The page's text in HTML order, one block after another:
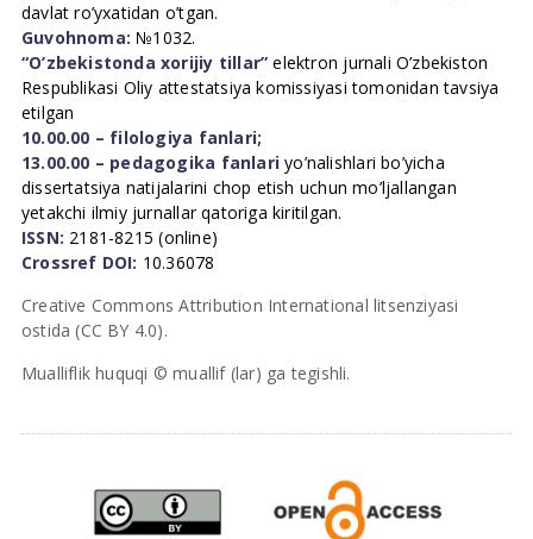
davlat ro’yxatidan o’tgan.
Guvohnoma: №1032.
“O’zbekistonda xorijiy tillar” elektron jurnali O’zbekiston
Respublikasi Oliy attestatsiya komissiyasi tomonidan tavsiya
etilgan
10.00.00 – filologiya fanlari;
13.00.00 – pedagogika fanlari yo’nalishlari bo’yicha
dissertatsiya natijalarini chop etish uchun mo’ljallangan
yetakchi ilmiy jurnallar qatoriga kiritilgan.
ISSN: 2181-8215 (online)
Crossref DOI: 10.36078
Creative Commons Attribution International litsenziyasi
ostida (CC BY 4.0).
Mualliflik huquqi © muallif (lar) ga tegishli.